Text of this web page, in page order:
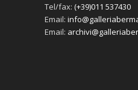
Tel/fax:(+39)011 537430
Email:
Email: